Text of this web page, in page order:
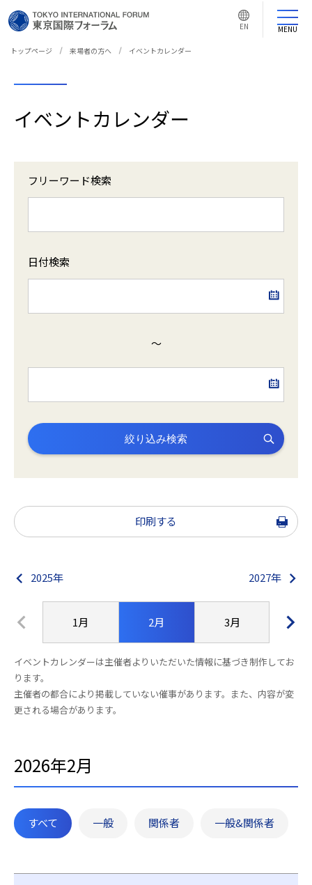
言
語
切
EN MENU
トップページ 来場者の方へ イベントカレンダー
イベントカレンダー
フリーワード検索
日付検索
～
絞り込み検索
印刷する
2025年 2027年
1月 2月 3月
イベントカレンダーは主催者よりいただいた情報に基づき制作してお
ります。
主催者の都合により掲載していない催事があります。また、内容が変
更される場合があります。
2026年2月
すべて 一般 関係者 一般&関係者